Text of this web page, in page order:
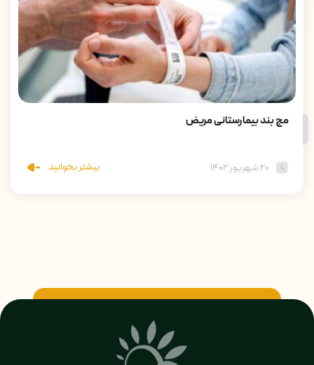
مچ بند بیمارستانی مریض
۲۰ شهریور ۱۴۰۲ بیشتر بخوانید